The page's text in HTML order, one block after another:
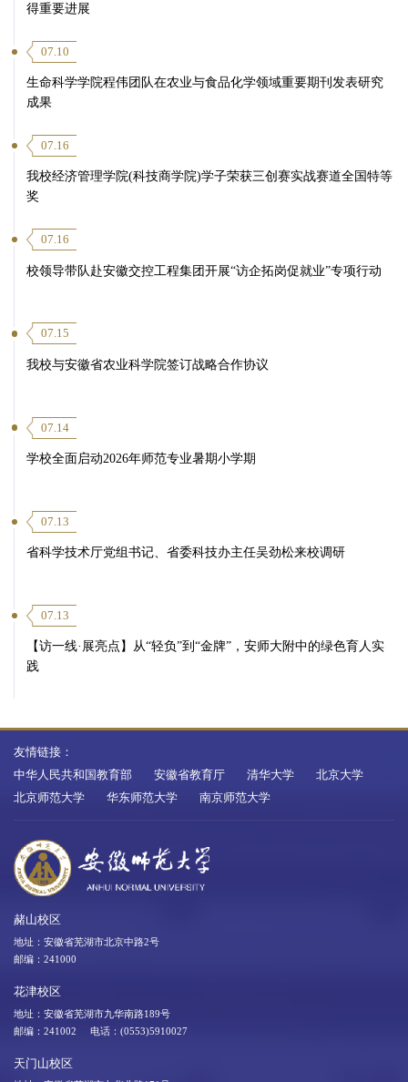
得重要进展
07.10
生命科学学院程伟团队在农业与食品化学领域重要期刊发表研究
成果
07.16
我校经济管理学院(科技商学院)学子荣获三创赛实战赛道全国特等
奖
07.16
校领导带队赴安徽交控工程集团开展“访企拓岗促就业”专项行动
07.15
我校与安徽省农业科学院签订战略合作协议
07.14
学校全面启动2026年师范专业暑期小学期
07.13
省科学技术厅党组书记、省委科技办主任吴劲松来校调研
07.13
【访一线·展亮点】从“轻负”到“金牌”，安师大附中的绿色育人实
践
友情链接：
中华人民共和国教育部
安徽省教育厅 清华大学
北京大学
北京师范大学
华东师范大学 南京师范大学
赭山校区
地址：安徽省芜湖市北京中路2号
邮编：241000
花津校区
地址：安徽省芜湖市九华南路189号
邮编：241002 电话：(0553)5910027
天门山校区